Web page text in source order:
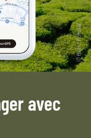
avec